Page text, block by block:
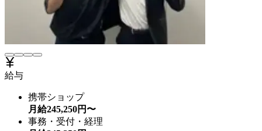
給与
携帯ショップ
月給245,250円〜
事務・受付・経理